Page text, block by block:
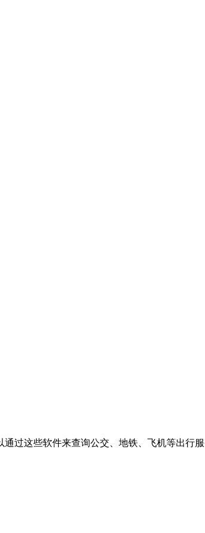
通过这些软件来查询公交、地铁、飞机等出